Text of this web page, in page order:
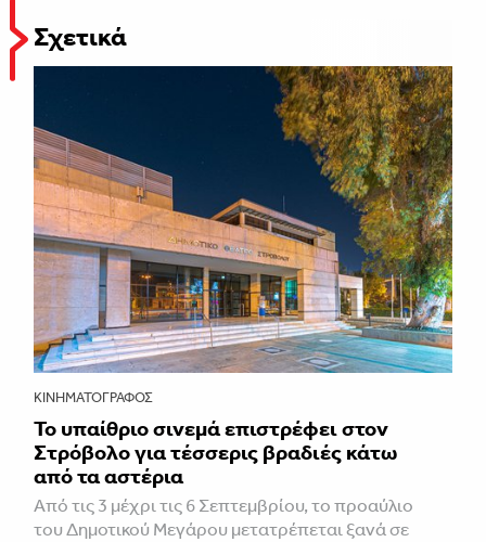
Σχετικά
ΚΙΝΗΜΑΤΟΓΡΆΦΟΣ
Το υπαίθριο σινεμά επιστρέφει στον
Στρόβολο για τέσσερις βραδιές κάτω
από τα αστέρια
Από τις 3 μέχρι τις 6 Σεπτεμβρίου, το προαύλιο
του Δημοτικού Μεγάρου μετατρέπεται ξανά σε